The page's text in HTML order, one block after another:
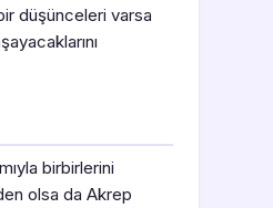
düşünceleri varsa
birbirlerini
olsa da Akrep